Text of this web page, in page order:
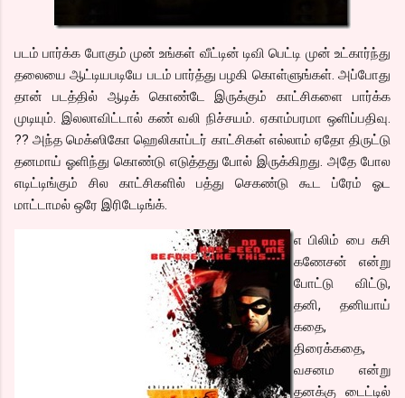
படம் பார்க்க போகும் முன் உங்கள் வீட்டின் டிவி பெட்டி முன் உட்கார்ந்து
தலையை ஆட்டியபடியே படம் பார்த்து பழகி கொள்ளுங்கள். அப்போது
தான் படத்தில் ஆடிக் கொண்டே இருக்கும் காட்சிகளை பார்க்க
முடியும். இலலாவிட்டால் கண் வலி நிச்சயம். ஏகாம்பரமா ஒளிப்பதிவு.
?? அந்த மெக்ஸிகோ ஹெலிகாப்டர் காட்சிகள் எல்லாம் ஏதோ திருட்டு
தனமாய் ஓளிந்து கொண்டு எடுத்தது போல் இருக்கிறது. அதே போல
எடிட்டிங்கும் சில காட்சிகளில் பத்து செகண்டு கூட ப்ரேம் ஓட
மாட்டாமல் ஒரே இரிடேடிங்க்.
எ பிலிம் பை சுசி
கணேசன் என்று
போட்டு விட்டு,
தனி, தனியாய்
கதை,
திரைக்கதை,
வசனம என்று
தனக்கு டைட்டில்